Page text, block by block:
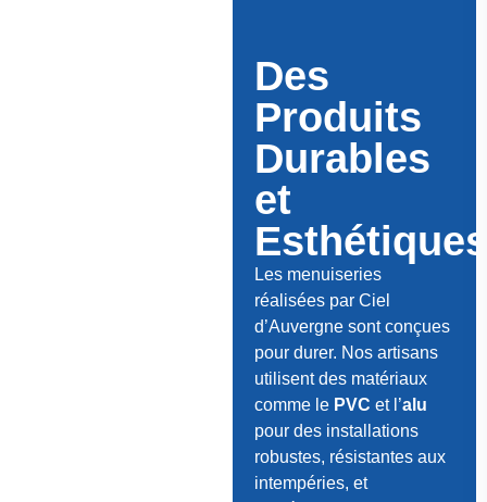
Des
Produits
Durables
et
Esthétiques
Les menuiseries
réalisées par Ciel
d’Auvergne sont conçues
pour durer. Nos artisans
utilisent des matériaux
comme le PVC et l’alu
pour des installations
robustes, résistantes aux
intempéries, et